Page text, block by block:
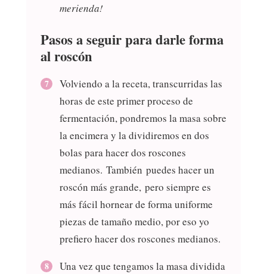
merienda!
Pasos a seguir para darle forma
al roscón
Volviendo a la receta, transcurridas las
horas de este primer proceso de
fermentación, pondremos la masa sobre
la encimera y la dividiremos en dos
bolas para hacer dos roscones
medianos. También puedes hacer un
roscón más grande, pero siempre es
más fácil hornear de forma uniforme
piezas de tamaño medio, por eso yo
prefiero hacer dos roscones medianos.
Una vez que tengamos la masa dividida